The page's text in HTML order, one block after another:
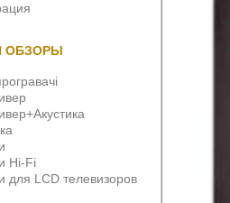
ОБЗОРЫ
Hi-Fi
для LCD телевизоров